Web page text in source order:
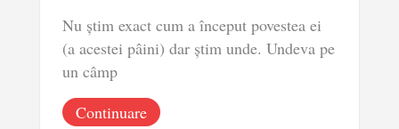
Nu știm exact cum a început povestea ei
(a acestei pâini) dar știm unde. Undeva pe
un câmp
Continuare